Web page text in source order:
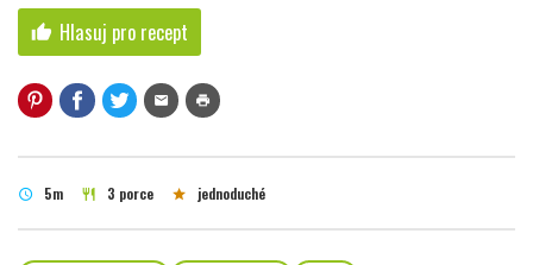
thumb_up Hlasuj pro recept
mail print
schedule 5m restaurant 3 porce star jednoduché